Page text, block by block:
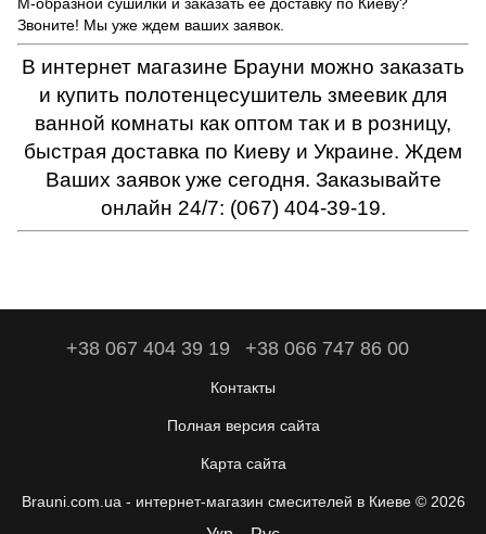
Звоните! Мы уже ждем ваших заявок.
В интернет магазине Брауни можно заказать
и купить полотенцесушитель змеевик для
ванной комнаты как оптом так и в розницу,
быстрая доставка по Киеву и Украине. Ждем
Ваших заявок уже сегодня. Заказывайте
онлайн 24/7: (067) 404-39-19.
+38 067 404 39 19 +38 066 747 86 00
Контакты
Полная версия сайта
Карта сайта
Brauni.com.ua - интернет-магазин смесителей в Киеве © 2026